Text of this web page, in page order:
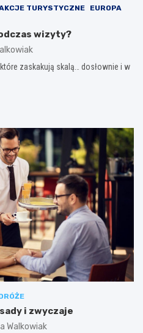
TURYSTYCZNE
EUROPA
wizyty?
zaskakują skalą… dosłownie i w
i zwyczaje
Walkowiak